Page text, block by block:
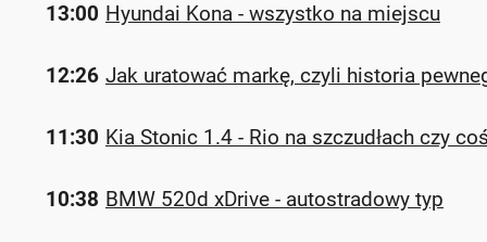
13:00 Hyundai Kona - wszystko na miejscu
12:26 Jak uratować markę, czyli historia
11:30 Kia Stonic 1.4 - Rio na szczudłach czy
10:38 BMW 520d xDrive - autostradowy typ